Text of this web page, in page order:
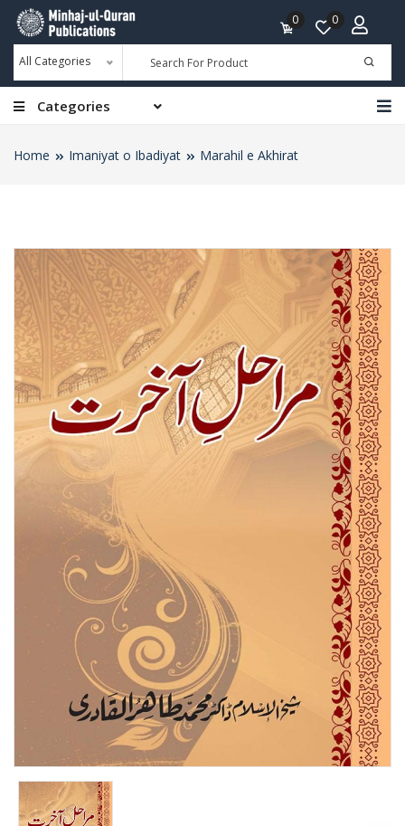
All Categories
0 0
Categories
Home Imaniyat o Ibadiyat Marahil e Akhirat